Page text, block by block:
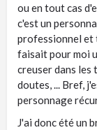
ou en tout cas
c'est un
professionnel et
faisait pour moi
creuser dans les
doutes, ... Bref,
personnage
J'ai donc été un